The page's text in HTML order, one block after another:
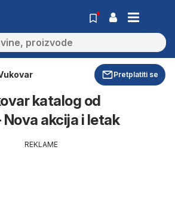
Pretplatiti se
katalog od
akcija i letak
REKLAME